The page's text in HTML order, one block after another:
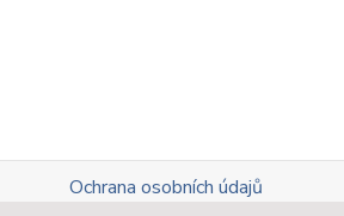
Ochrana osobních údajů